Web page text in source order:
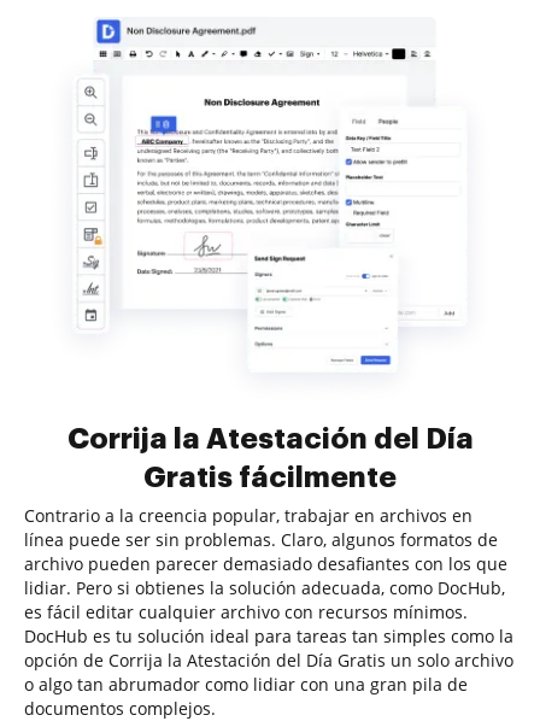
Corrija la Atestación del Día
Gratis fácilmente
Contrario a la creencia popular, trabajar en archivos en
línea puede ser sin problemas. Claro, algunos formatos de
archivo pueden parecer demasiado desafiantes con los que
lidiar. Pero si obtienes la solución adecuada, como DocHub,
es fácil editar cualquier archivo con recursos mínimos.
DocHub es tu solución ideal para tareas tan simples como la
opción de Corrija la Atestación del Día Gratis un solo archivo
o algo tan abrumador como lidiar con una gran pila de
documentos complejos.